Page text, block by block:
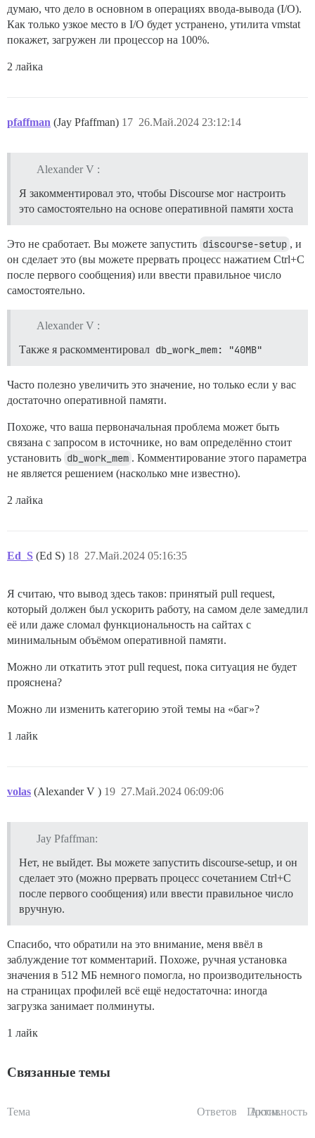
думаю, что дело в основном в операциях ввода-вывода (I/O).
Как только узкое место в I/O будет устранено, утилита vmstat
покажет, загружен ли процессор на 100%.
2 лайка
pfaffman (Jay Pfaffman) 26.Май.2024 23:12:14
17
Alexander V :
Я закомментировал это, чтобы Discourse мог настроить
это самостоятельно на основе оперативной памяти хоста
Это не сработает. Вы можете запустить discourse-setup , и
он сделает это (вы можете прервать процесс нажатием Ctrl+C
после первого сообщения) или ввести правильное число
самостоятельно.
Alexander V :
Также я раскомментировал db_work_mem: "40MB"
Часто полезно увеличить это значение, но только если у вас
достаточно оперативной памяти.
Похоже, что ваша первоначальная проблема может быть
связана с запросом в источнике, но вам определённо стоит
установить db_work_mem . Комментирование этого параметра
не является решением (насколько мне известно).
2 лайка
Ed_S (Ed S) 27.Май.2024 05:16:35
18
Я считаю, что вывод здесь таков: принятый pull request,
который должен был ускорить работу, на самом деле замедлил
её или даже сломал функциональность на сайтах с
минимальным объёмом оперативной памяти.
Можно ли откатить этот pull request, пока ситуация не будет
прояснена?
Можно ли изменить категорию этой темы на «баг»?
1 лайк
volas (Alexander V ) 27.Май.2024 06:09:06
19
Jay Pfaffman:
Нет, не выйдет. Вы можете запустить discourse-setup, и он
сделает это (можно прервать процесс сочетанием Ctrl+C
после первого сообщения) или ввести правильное число
вручную.
Спасибо, что обратили на это внимание, меня ввёл в
заблуждение тот комментарий. Похоже, ручная установка
значения в 512 МБ немного помогла, но производительность
на страницах профилей всё ещё недостаточна: иногда
загрузка занимает полминуты.
1 лайк
Связанные темы
Тема Ответов Просм.
Активность